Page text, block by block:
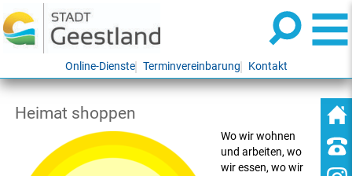
Online-Dienste Terminvereinbarung Kontakt
Heimat shoppen
Wo wir wohnen
und arbeiten, wo
wir essen, wo wir